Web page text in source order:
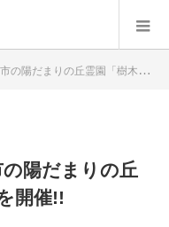
りの丘霊園「樹木葬」の見学会を開催!!
陽だまりの丘
開催!!